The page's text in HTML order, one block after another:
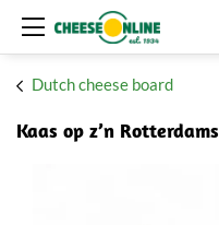
Dutch cheese board
Kaas op z’n Rotterdams